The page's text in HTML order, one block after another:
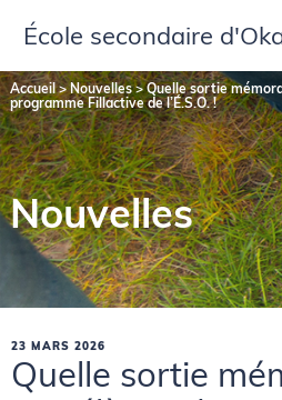
École secondaire
Accueil>Nouvelles>Quelle sortie
programme Fillactive de l’É.S.O. !
Nouvelles
23 MARS 2026
Quelle sortie